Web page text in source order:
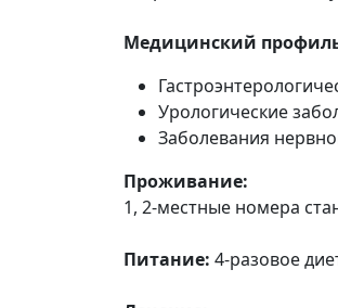
Медицинский
Урологические
Заболевания
Проживание:
1, 2-местные номера
Питание: 4-разовое